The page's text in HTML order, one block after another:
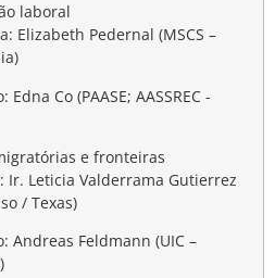
laboral
Elizabeth Pedernal (MSCS –
Co (PAASE; AASSREC -
e fronteiras
Ir. Leticia Valderrama Gutierrez
/ Texas)
Andreas Feldmann (UIC –